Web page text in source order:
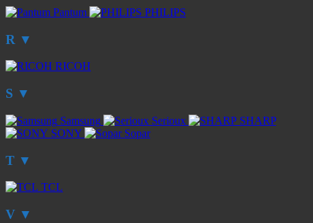
Pantum PHILIPS
R ▼
RICOH
S ▼
Samsung Serioux
SHARP
SONY
Sopar
T ▼
TCL
V ▼